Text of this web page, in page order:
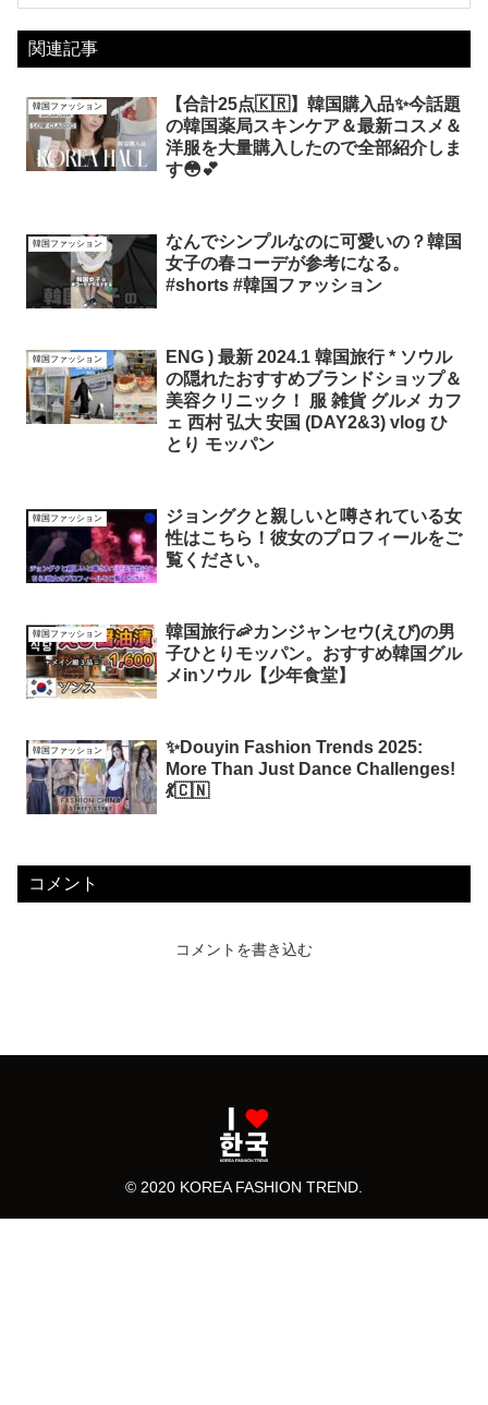
関連記事
韓国ファッション
【合計25点🇰🇷】韓国購入品✨今話題
の韓国薬局スキンケア＆最新コスメ＆
洋服を大量購入したので全部紹介しま
す😳💕
韓国ファッション
なんでシンプルなのに可愛いの？韓国
女子の春コーデが参考になる。
#shorts #韓国ファッション
韓国ファッション
ENG ) 最新 2024.1 韓国旅行 * ソウル
の隠れたおすすめブランドショップ＆
美容クリニック！ 服 雑貨 グルメ カフ
ェ 西村 弘大 安国 (DAY2&3) vlog ひ
とり モッパン
韓国ファッション
ジョングクと親しいと噂されている女
性はこちら！彼女のプロフィールをご
覧ください。
韓国ファッション
韓国旅行🦐カンジャンセウ(えび)の男
子ひとりモッパン。おすすめ韓国グル
メinソウル【少年食堂】
韓国ファッション
✨Douyin Fashion Trends 2025:
More Than Just Dance Challenges!
💃🇨🇳
コメント
コメントを書き込む
© 2020 KOREA FASHION TREND.